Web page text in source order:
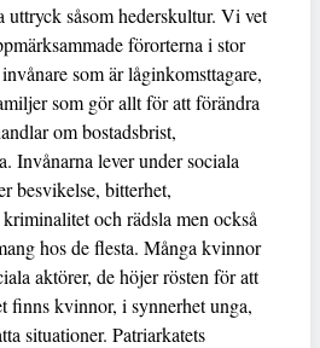
uttryck såsom hederskultur. Vi vet
förorterna i stor
som är låginkomsttagare,
som gör allt för att förändra
om bostadsbrist,
Invånarna lever under sociala
besvikelse, bitterhet,
och rädsla men också
hos de flesta. Många kvinnor
aktörer, de höjer rösten för att
finns kvinnor, i synnerhet unga,
situationer. Patriarkatets